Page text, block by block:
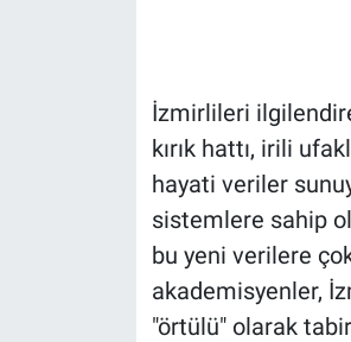
İzmirlileri
kırık hattı, irili
hayati veriler
sistemlere sahip
bu yeni verilere
akademisyenler,
"örtülü" olarak